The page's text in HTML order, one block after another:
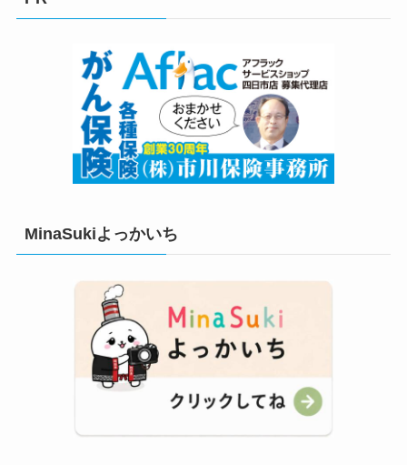
MinaSukiよっかいち